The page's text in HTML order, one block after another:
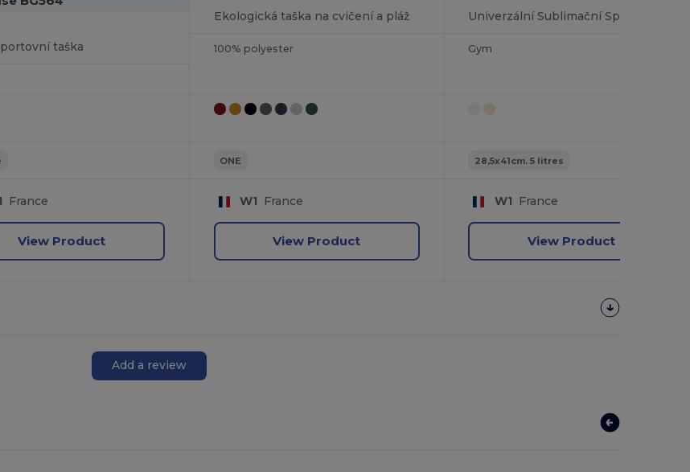
taška
France
View Product
Ekologická taška na cvičení a pláž
100% polyester
ONE
W1 France
View Product
Gym
28,5x41cm. 5 litres
W1 France
View Product
Add a review